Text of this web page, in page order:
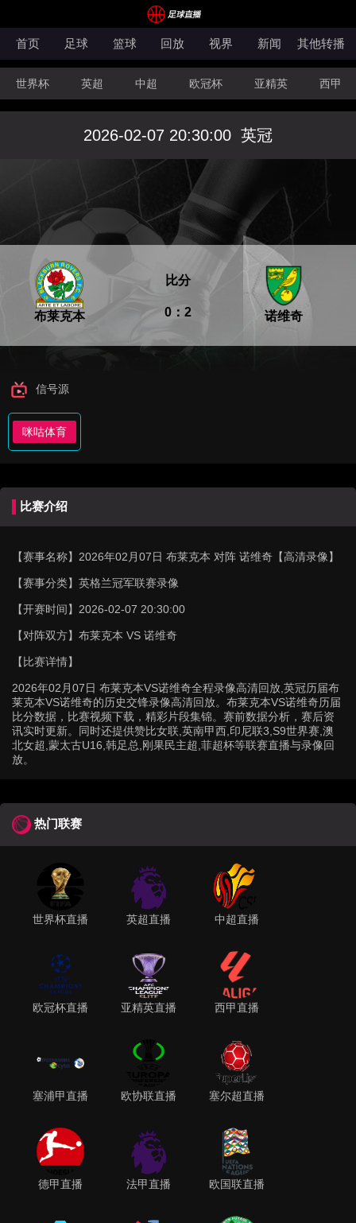
首页 足球 篮球 回放 视界 新闻 其他转播
世界杯 英超 中超 欧冠杯 亚精英 西甲
沙特联 土库曼超 科索沃超 拉脱超 墨西超
澳超 世亚预 中甲 美职业
2026-02-07 20:30:00 英冠
布莱克本 0：2
比分
诺维奇
信号源
咪咕体育
比赛介绍
【赛事名称】 2026年02月07日 布莱克本 对阵 诺维奇【高清录像】
【赛事分类】 英格兰冠军联赛录像
【开赛时间】 2026-02-07 20:30:00
【对阵双方】 布莱克本 VS 诺维奇
【比赛详情】
2026年02月07日 布莱克本VS诺维奇全程录像高清回放,英冠历届布
莱克本VS诺维奇的历史交锋录像高清回放。布莱克本VS诺维奇历届
比分数据，比赛视频下载，精彩片段集锦。赛前数据分析，赛后资
讯实时更新。同时还提供赞比女联,英南甲西,印尼联3,S9世界赛,澳
北女超,蒙太古U16,韩足总,刚果民主超,菲超杯等联赛直播与录像回
放。
热门联赛
世界杯直播 英超直播 中超直播
欧冠杯直播 亚精英直播 西甲直播
塞浦甲直播 欧协联直播 塞尔超直播
德甲直播 法甲直播 欧国联直播